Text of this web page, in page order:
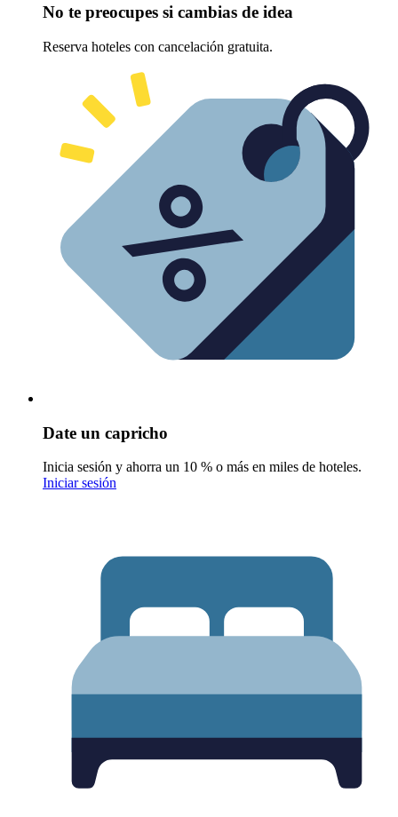
No te preocupes si cambias de idea
Reserva hoteles con cancelación gratuita.
Date un capricho
Inicia sesión y ahorra un 10 % o más en miles de hoteles.
Iniciar sesión